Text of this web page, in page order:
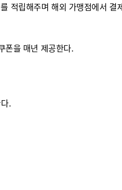
적립해주며 해외 가맹점에서 결
폰을 매년 제공한다.
.